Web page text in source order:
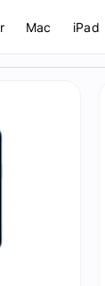
Mac iPad